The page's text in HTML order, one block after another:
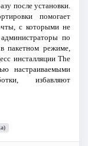
после установки.
помогает
с которыми не
по
пакетном режиме,
инсталляции The
настраиваемыми
избавляют